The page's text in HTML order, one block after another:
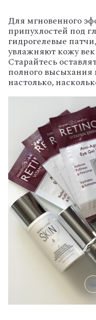
Для мгновенного
припухлостей под
гидрогелевые
увлажняют кожу
Старайтесь
полного
настолько,